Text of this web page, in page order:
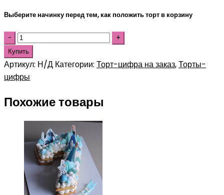
Выберите начинку перед тем, как положить торт в корзину
Купить
Артикул: Н/Д Категории: Торт-цифра на заказ,Торты-
цифры
Похожие товары